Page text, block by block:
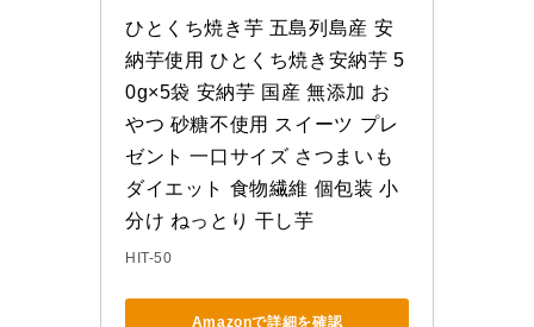
ひとくち焼き芋 五島列島産 安
納芋使用 ひとくち焼き安納芋 5
0g×5袋 安納芋 国産 無添加 お
やつ 砂糖不使用 スイーツ プレ
ゼント 一口サイズ さつまいも
ダイエット 食物繊維 個包装 小
分け ねっとり 干し芋
HIT-50
Amazonで詳細を確認